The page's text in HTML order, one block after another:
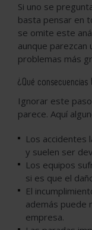
Si uno se
basta pensar en
se omite este
aunque parezcan
problemas más
¿Qué
Ignorar este
parece. Aquí
Los accidentes
y suelen ser
Los equipos
si es que el
El
además puede
empresa.